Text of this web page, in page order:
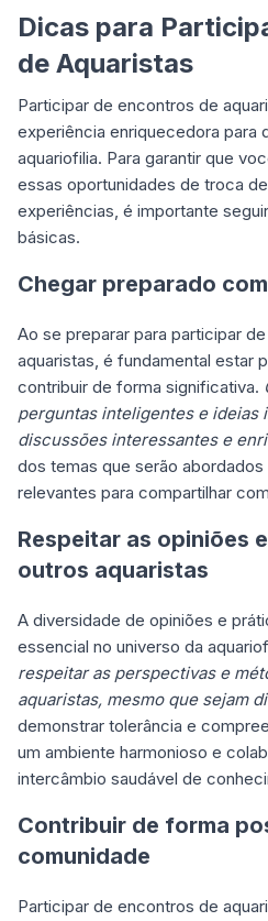
Dicas para
de Aquaristas
Participar de encontros de
experiência enriquecedora para
aquariofilia. Para garantir que
essas oportunidades de troca
experiências, é importante
básicas.
Chegar preparado
Ao se preparar para participar
aquaristas, é fundamental estar
contribuir de forma significativa.
perguntas inteligentes e ideias
discussões interessantes e
dos temas que serão
relevantes para compartilhar
Respeitar as opiniões
outros aquaristas
A diversidade de opiniões e
essencial no universo da
respeitar as perspectivas e
aquaristas, mesmo que sejam
demonstrar tolerância e
um ambiente harmonioso e
intercâmbio saudável de
Contribuir de forma
comunidade
Participar de encontros de